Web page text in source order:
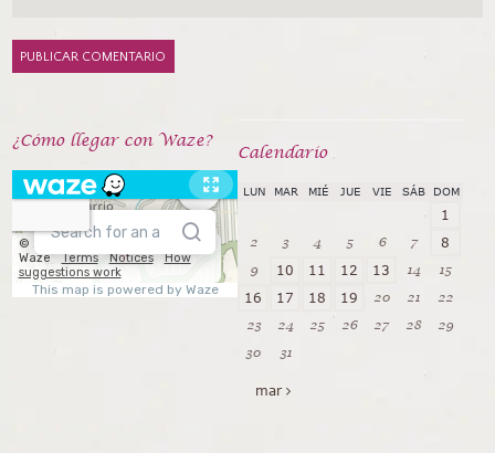
¿Cómo llegar con Waze?
Calendarío
LUN MAR MIÉ JUE VIE SÁB DOM
1
2 3 4 5 6 7 8
9 10 11 12 13 14 15
16 17 18 19 20 21
22
23
24 25 26 27 28
29
30
31
mar